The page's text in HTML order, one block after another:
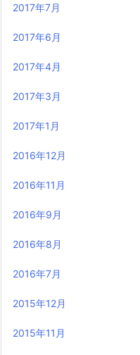
2017年7月
2017年6月
2017年4月
2017年3月
2017年1月
2016年12月
2016年11月
2016年9月
2016年8月
2016年7月
2015年12月
2015年11月